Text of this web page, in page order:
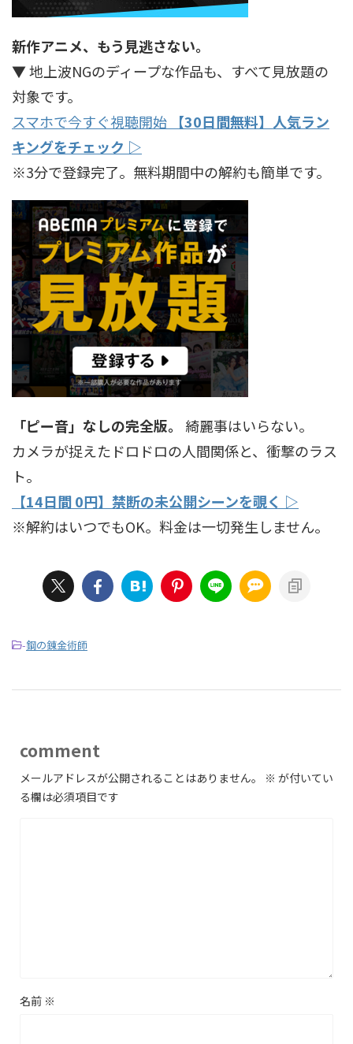
新作アニメ、もう見逃さない。
▼ 地上波NGのディープな作品も、すべて見放題の
対象です。
スマホで今すぐ視聴開始
【30日間無料】人気ラン
キングをチェック ▷
※3分で登録完了。無料期間中の解約も簡単です。
「ピー音」なしの完全版。
綺麗事はいらない。
カメラが捉えたドロドロの人間関係と、衝撃のラス
ト。
【14日間 0円】禁断の未公開シーンを覗く ▷
※解約はいつでもOK。料金は一切発生しません。
-鋼の錬金術師
comment
メールアドレスが公開されることはありません。 ※ が付いてい
る欄は必須項目です
名前 ※